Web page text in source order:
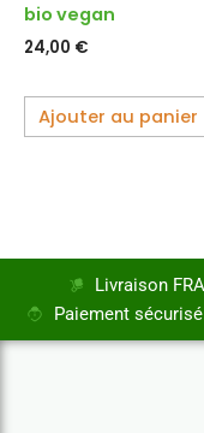
bio vegan
24,00 €
Ajouter au panier
Livraison
Paiement sécurisé